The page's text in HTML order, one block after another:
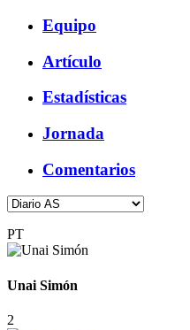
Equipo
Artículo
Estadísticas
Jornada
Comentarios
PT
Unai Simón
2